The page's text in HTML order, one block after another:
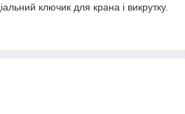
ключик для крана і викрутку.